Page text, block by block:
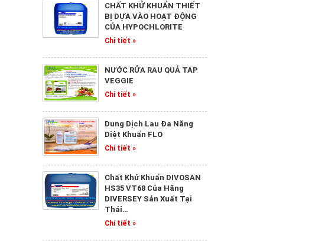
DUNG DỊCH VỆ SINH SAN
SÁT KHUẨN KHỬ MÙI
SAN
Chi tiết »
LAU ĐA NĂNG DIỆT
KHUẨN FLO
Chi tiết »
CHẤT KHỬ KHUẨN THIẾT
BỊ DỰA VÀO HOẠT ĐỘNG
CỦA HYPOCHLORITE
Chi tiết »
NƯỚC RỬA RAU QUẢ TAP
VEGGIE
Chi tiết »
Dung Dịch Lau Đa Năng
Diệt Khuẩn FLO
Chi tiết »
Chất Khử Khuẩn DIVOSAN
HS35 VT68 Của Hãng
DIVERSEY Sản Xuất Tại
Thái…
Chi tiết »